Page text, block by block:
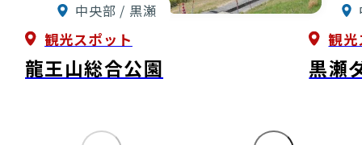
中央部 / 黒瀬
観光スポット
龍王山総合公園
観光
黒瀬